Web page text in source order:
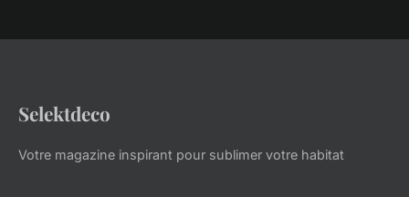
Selektdeco
Votre magazine inspirant pour sublimer votre habitat